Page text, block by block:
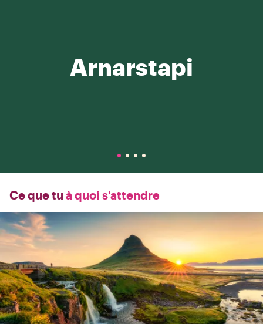
Arnarstapi
Ce que tu à quoi s'attendre